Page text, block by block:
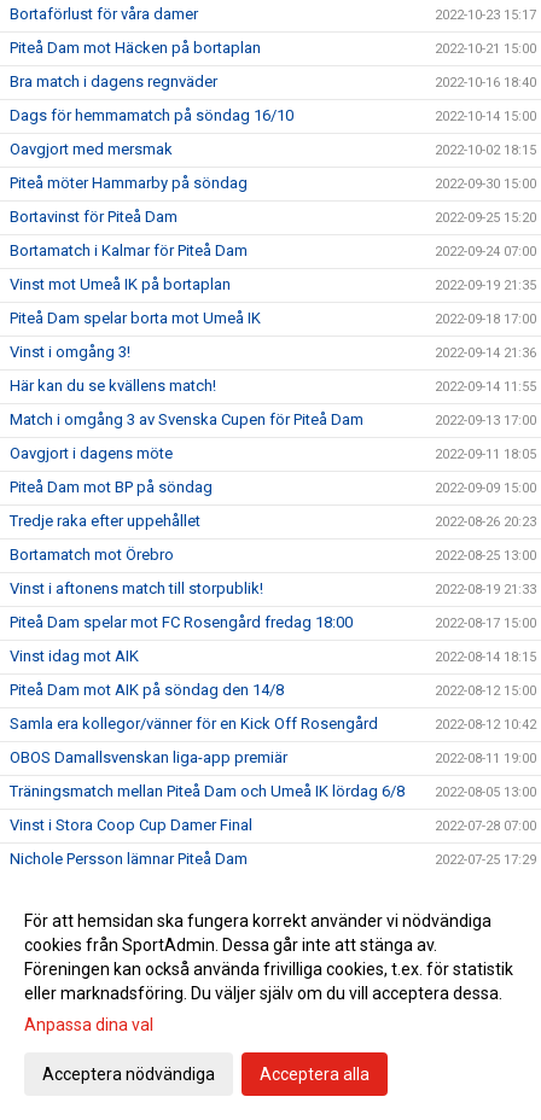
Bortaförlust för våra damer 2022-10-23 15:17
Piteå Dam mot Häcken på bortaplan 2022-10-21 15:00
Bra match i dagens regnväder 2022-10-16 18:40
Dags för hemmamatch på söndag 16/10 2022-10-14 15:00
Oavgjort med mersmak 2022-10-02 18:15
Piteå möter Hammarby på söndag 2022-09-30 15:00
Bortavinst för Piteå Dam 2022-09-25 15:20
Bortamatch i Kalmar för Piteå Dam 2022-09-24 07:00
Vinst mot Umeå IK på bortaplan 2022-09-19 21:35
Piteå Dam spelar borta mot Umeå IK 2022-09-18 17:00
Vinst i omgång 3! 2022-09-14 21:36
Här kan du se kvällens match! 2022-09-14 11:55
Match i omgång 3 av Svenska Cupen för Piteå Dam 2022-09-13 17:00
Oavgjort i dagens möte 2022-09-11 18:05
Piteå Dam mot BP på söndag 2022-09-09 15:00
Tredje raka efter uppehållet 2022-08-26 20:23
Bortamatch mot Örebro 2022-08-25 13:00
Vinst i aftonens match till storpublik! 2022-08-19 21:33
Piteå Dam spelar mot FC Rosengård fredag 18:00 2022-08-17 15:00
Vinst idag mot AIK 2022-08-14 18:15
Piteå Dam mot AIK på söndag den 14/8 2022-08-12 15:00
Samla era kollegor/vänner för en Kick Off Rosengård 2022-08-12 10:42
OBOS Damallsvenskan liga-app premiär 2022-08-11 19:00
Träningsmatch mellan Piteå Dam och Umeå IK lördag 6/8 2022-08-05 13:00
Vinst i Stora Coop Cup Damer Final 2022-07-28 07:00
Nichole Persson lämnar Piteå Dam 2022-07-25 17:29
Thea drar vidare mot nya äventyr 2022-06-28 19:00
Kristianstad tog dagens seger 2022-06-19 15:10
Bortamöte mot Kristianstads DFF 2022-06-17 20:05
Vinst i midnattssol
För att hemsidan ska fungera korrekt använder vi nödvändiga
cookies från SportAdmin. Dessa går inte att stänga av.
Föreningen kan också använda frivilliga cookies, t.ex. för statistik
eller marknadsföring. Du väljer själv om du vill acceptera dessa.
Anpassa dina val
Acceptera nödvändiga Acceptera alla